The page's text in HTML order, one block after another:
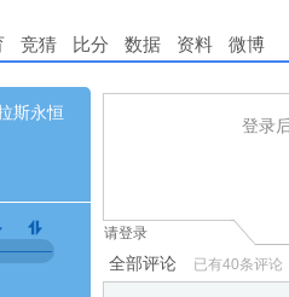
竞猜 比分 数据 资料 微博
斯永恒
登录
1.电脑端新用户可以发
请登录
全部评论 已有40条评论